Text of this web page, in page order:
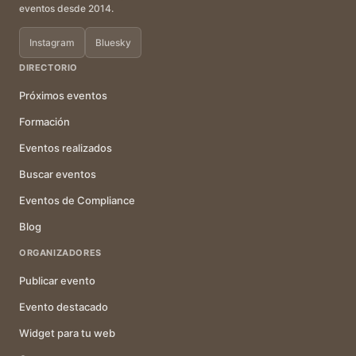
eventos desde 2014.
Instagram Bluesky
DIRECTORIO
Próximos eventos
Formación
Eventos realizados
Buscar eventos
Eventos de Compliance
Blog
ORGANIZADORES
Publicar evento
Evento destacado
Widget para tu web